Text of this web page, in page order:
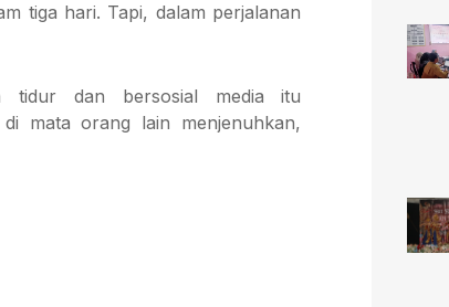
tiga hari. Tapi, dalam perjalanan
tidur dan bersosial media itu
mata orang lain menjenuhkan,